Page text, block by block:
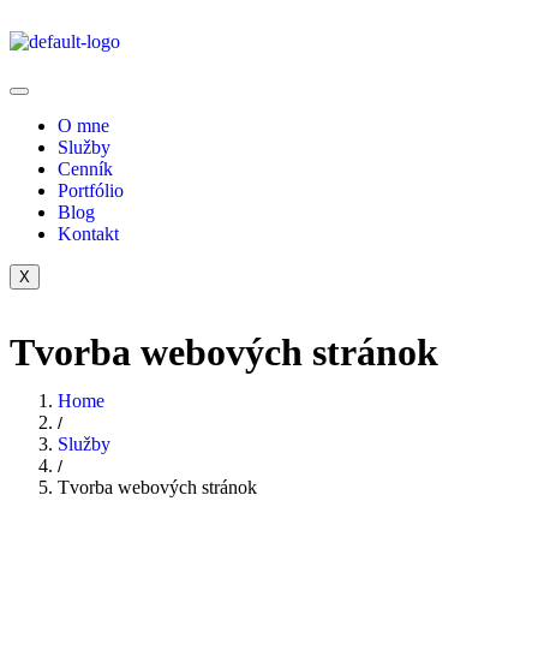
O mne
Služby
Cenník
Portfólio
Blog
Kontakt
X
Tvorba webových stránok
Home
Služby
Tvorba webových stránok